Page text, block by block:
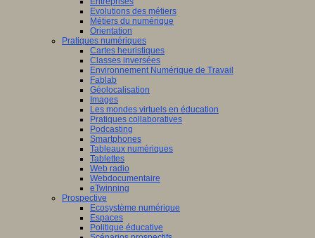
Evolutions des métiers
Métiers du numérique
Orientation
Pratiques numériques
Cartes heuristiques
Classes inversées
Environnement Numérique de Travail
Fablab
Géolocalisation
Images
Les mondes virtuels en éducation
Pratiques collaboratives
Podcasting
Smartphones
Tableaux numériques
Tablettes
Web radio
Webdocumentaire
eTwinning
Prospective
Ecosystème numérique
Espaces
Politique éducative